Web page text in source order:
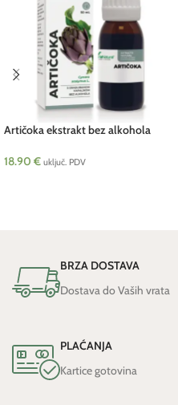
Artičoka ekstrakt bez alkohola
18.90 € uključ. PDV
BRZA DOSTAVA
Dostava do Vaših vrata
PLAĆANJA
Kartice gotovina